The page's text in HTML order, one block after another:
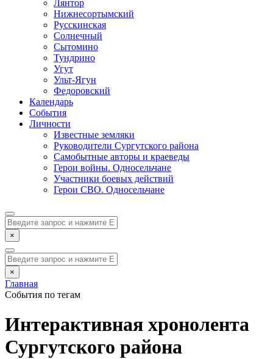
Лянтор
Нижнесортымский
Русскинская
Солнечный
Сытомино
Тундрино
Угут
Ульт-Ягун
Федоровский
Календарь
События
Личности
Известные земляки
Руководители Сургутского района
Самобытные авторы и краеведы
Герои войны. Односельчане
Участники боевых действий
Герои СВО. Односельчане
×
×
Главная
События по тегам
Интерактивная хронолента
Сургутского района